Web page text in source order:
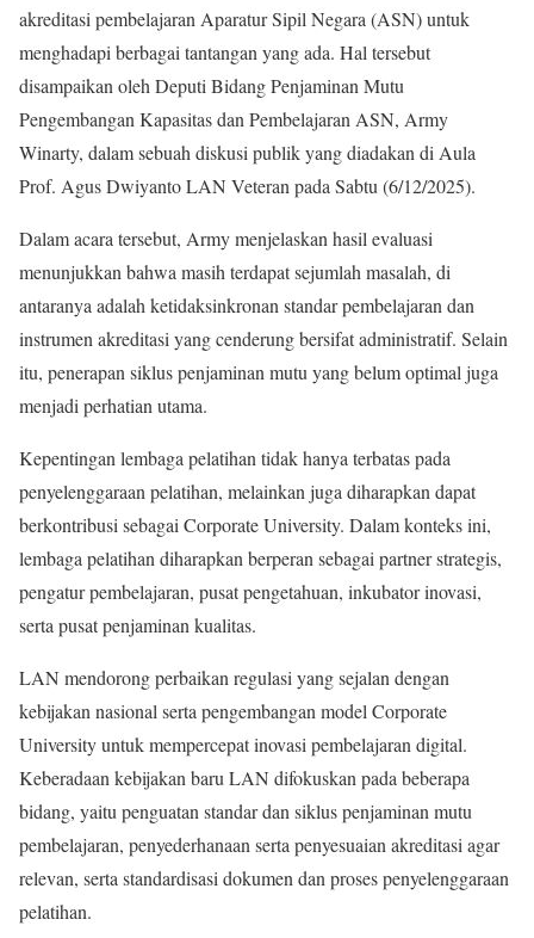
akreditasi pembelajaran Aparatur Sipil Negara (ASN) untuk
menghadapi berbagai tantangan yang ada. Hal tersebut
disampaikan oleh Deputi Bidang Penjaminan Mutu
Pengembangan Kapasitas dan Pembelajaran ASN, Army
Winarty, dalam sebuah diskusi publik yang diadakan di Aula
Prof. Agus Dwiyanto LAN Veteran pada Sabtu (6/12/2025).
Dalam acara tersebut, Army menjelaskan hasil evaluasi
menunjukkan bahwa masih terdapat sejumlah masalah, di
antaranya adalah ketidaksinkronan standar pembelajaran dan
instrumen akreditasi yang cenderung bersifat administratif. Selain
itu, penerapan siklus penjaminan mutu yang belum optimal juga
menjadi perhatian utama.
Kepentingan lembaga pelatihan tidak hanya terbatas pada
penyelenggaraan pelatihan, melainkan juga diharapkan dapat
berkontribusi sebagai Corporate University. Dalam konteks ini,
lembaga pelatihan diharapkan berperan sebagai partner strategis,
pengatur pembelajaran, pusat pengetahuan, inkubator inovasi,
serta pusat penjaminan kualitas.
LAN mendorong perbaikan regulasi yang sejalan dengan
kebijakan nasional serta pengembangan model Corporate
University untuk mempercepat inovasi pembelajaran digital.
Keberadaan kebijakan baru LAN difokuskan pada beberapa
bidang, yaitu penguatan standar dan siklus penjaminan mutu
pembelajaran, penyederhanaan serta penyesuaian akreditasi agar
relevan, serta standardisasi dokumen dan proses penyelenggaraan
pelatihan.